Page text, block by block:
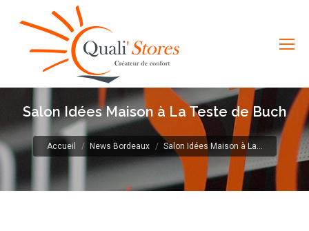
Salon Idées Maison à La Teste de Buch
Vous êtes ici :
Accueil News Bordeaux Salon Idées Maison à La…